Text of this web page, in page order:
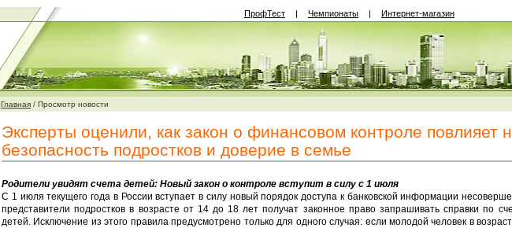
ПрофТест | Чемпионаты | Интернет-магазин
Главная / Просмотр новости
Эксперты оценили, как закон о финансовом контроле повлияет
безопасность подростков и доверие в семье
Родители увидят счета детей: Новый закон о контроле вступит в силу с 1 июля
С 1 июля текущего года в России вступает в силу новый порядок доступа к банковской информации
представители подростков в возрасте от 14 до 18 лет получат законное право запрашивать справки по
детей. Исключение из этого правила предусмотрено только для одного случая: если молодой человек в